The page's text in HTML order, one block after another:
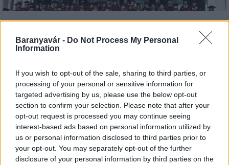
Baranyavár - Do Not Process My Personal
Information
If you wish to opt-out of the sale, sharing to third parties, or
processing of your personal or sensitive information for
targeted advertising by us, please use the below opt-out
section to confirm your selection. Please note that after your
opt-out request is processed you may continue seeing
interest-based ads based on personal information utilized by
us or personal information disclosed to third parties prior to
your opt-out. You may separately opt-out of the further
disclosure of your personal information by third parties on the
Kecskeméten is szakirányú továbbképzésekkel erősít a
Gál Ferenc Egyetem
Országos hírek
A lakosságra is fontos szerep hárul a
szúnyoginvázió elkerülésében